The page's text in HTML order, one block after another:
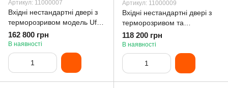
Артикул: 11000007
Вхідні нестандартні двері з
терморозривом модель Ufo
Black
162 800 грн
В наявності
Артикул: 11000009
Вхідні нестандартні двері з
терморозривом та
фрамугою модель Paradise
118 200 грн
В наявності